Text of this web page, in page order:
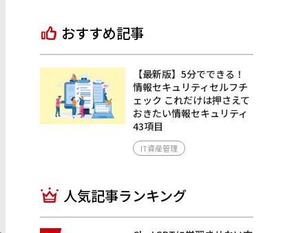
おすすめ記事
【最新版】5分でできる！
情報セキュリティセルフチ
ェック これだけは押さえて
おきたい情報セキュリティ
43項目
IT資産管理
人気記事ランキング